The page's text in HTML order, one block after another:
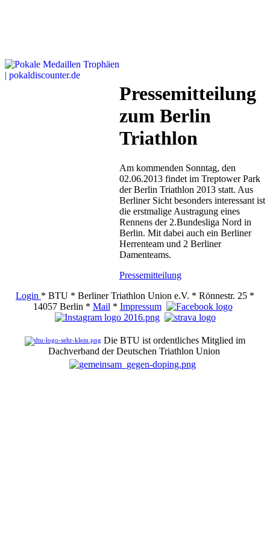
Pressemitteilung
zum Berlin
Triathlon
Am kommenden Sonntag, den
02.06.2013 findet im Treptower Park
der Berlin Triathlon 2013 statt. Aus
Berliner Sicht besonders interessant ist
die erstmalige Austragung eines
Rennens der 2.Bundesliga Nord in
Berlin. Mit dabei auch ein Berliner
Herrenteam und 2 Berliner
Damenteams.
Pressemitteilung
Login * BTU * Berliner Triathlon Union e.V. * Rönnestr. 25 *
14057 Berlin * Mail * Impressum
Die BTU ist ordentliches Mitglied im
Dachverband der Deutschen Triathlon Union